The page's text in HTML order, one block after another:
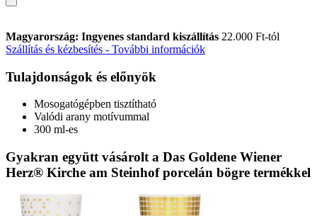
Magyarország: Ingyenes standard kiszállítás 22.000 Ft-tól
Szállítás és kézbesítés - További információk
Tulajdonságok és előnyök
Mosogatógépben tisztítható
Valódi arany motívummal
300 ml-es
Gyakran együtt vásárolt a Das Goldene Wiener
Herz® Kirche am Steinhof porcelán bögre termékkel